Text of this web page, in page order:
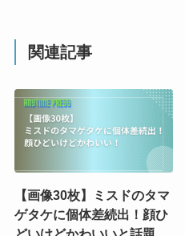
関連記事
【画像30枚】ミスドのタマ
ゲタケに個体差続出！顔ひ